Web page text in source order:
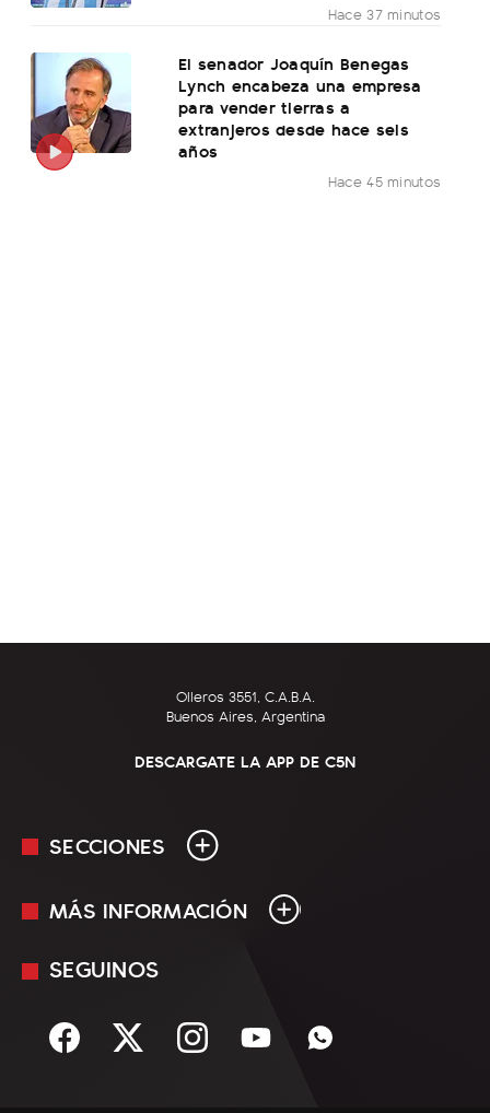
Hace 37 minutos
El senador Joaquín Benegas
Lynch encabeza una empresa
para vender tierras a
extranjeros desde hace seis
años
Hace 45 minutos
Olleros 3551, C.A.B.A.
Buenos Aires, Argentina
DESCARGATE LA APP DE C5N
SECCIONES
En Vivo
Sociedad
MÁS INFORMACIÓN
Mediakit
Términos y condiciones
SEGUINOS